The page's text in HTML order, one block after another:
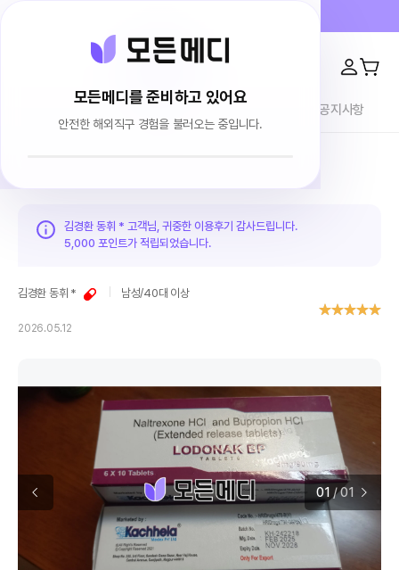
모든메디를 준비하고 있어요
안전한 해외직구 경험을 불러오는 중입니다.
이용후기 브랜드소개 공지사항
김경환 동휘 * 고객님, 귀중한 이용후기 감사드립니다.
5,000 포인트가 적립되었습니다.
김경환 동휘 * 남성/40대 이상
2026.05.12
01 /01